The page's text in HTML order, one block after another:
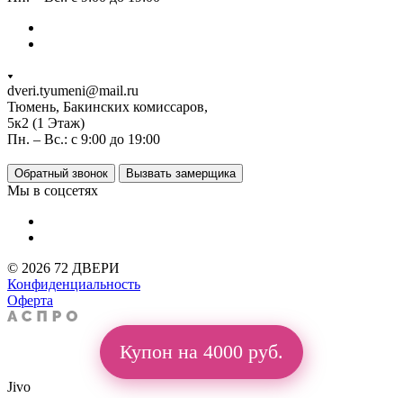
dveri.tyumeni@mail.ru
Тюмень, Бакинских комиссаров,
5к2 (1 Этаж)
Пн. – Вс.: с 9:00 до 19:00
Обратный звонок Вызвать замерщика
Мы в соцсетях
© 2026 72 ДВЕРИ
Конфиденциальность
Оферта
Купон на 4000 руб.
Jivo